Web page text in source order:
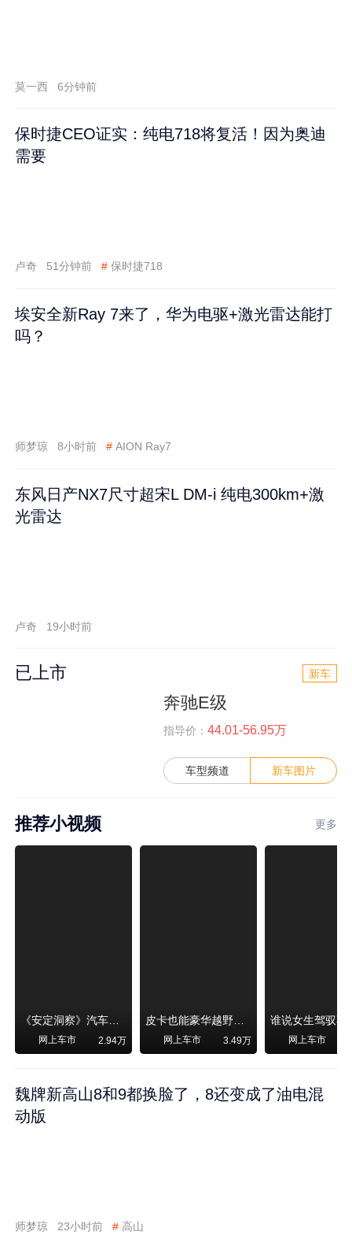
莫一西 6分钟前
保时捷CEO证实：纯电718将复活！因为奥迪
需要
卢奇 51分钟前 # 保时捷718
埃安全新Ray 7来了，华为电驱+激光雷达能打
吗？
师梦琼 8小时前 # AION Ray7
东风日产NX7尺寸超宋L DM-i 纯电300km+激
光雷达
卢奇 19小时前
已上市 新车
奔驰E级
指导价： 44.01-56.95万
车型频道 新车图片
推荐小视频 更多
《安定洞察》汽车烧不烧油，和石油安全无关！
网上车市 2.94万
皮卡也能豪华越野！纵横F700上市，限时卖29.99万起
网上车市 3.49万 网上车市
魏牌新高山8和9都换脸了，8还变成了油电混
动版
师梦琼 23小时前 # 高山